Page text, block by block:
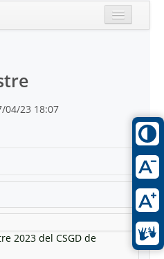
04/23 18:07
2023 del CSGD de